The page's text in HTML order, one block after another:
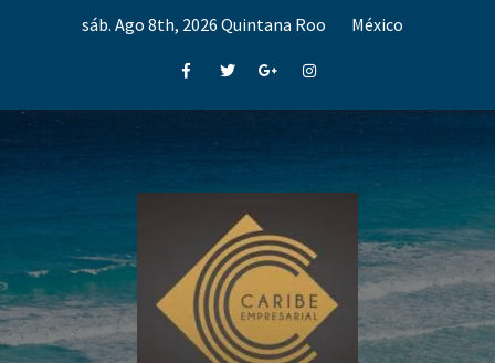
sáb. Ago 8th, 2026 Quintana Roo México
FacebookTwitterGoogle+Instagram